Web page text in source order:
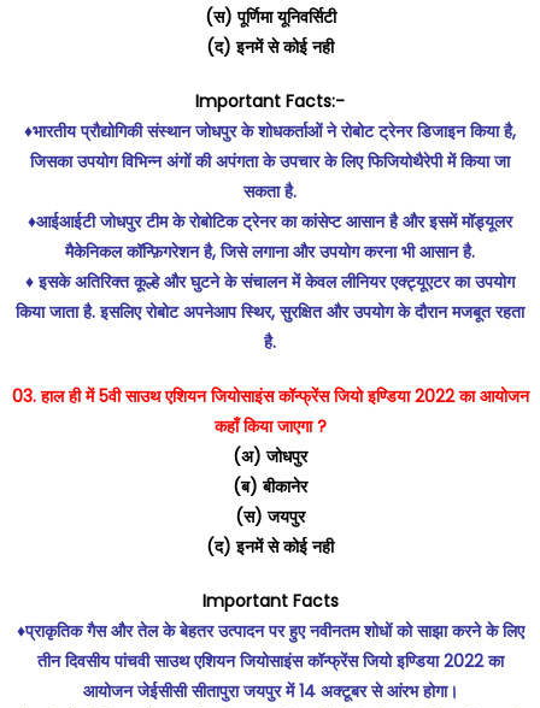
(स) पूर्णिमा यूनिवर्सिटी
(द) इनमें से कोई नही
Important Facts:-
♦️भारतीय प्रौद्योगिकी संस्थान जोधपुर के शोधकर्ताओं ने रोबोट ट्रेनर डिजाइन किया है,
जिसका उपयोग विभिन्न अंगों की अपंगता के उपचार के लिए फिजियोथैरेपी में किया जा
सकता है.
♦️आईआईटी जोधपुर टीम के रोबोटिक ट्रेनर का कांसेप्ट आसान है और इसमें मॉड्यूलर
मैकेनिकल कॉन्फ़िगरेशन है, जिसे लगाना और उपयोग करना भी आसान है.
♦️ इसके अतिरिक्त कूल्हे और घुटने के संचालन में केवल लीनियर एक्ट्यूएटर का उपयोग
किया जाता है. इसलिए रोबोट अपनेआप स्थिर, सुरक्षित और उपयोग के दौरान मजबूत रहता
है.
03. हाल ही में 5वी साउथ एशियन जियोसाइंस कॉन्फ्रेंस जियो इण्डिया 2022 का आयोजन
कहाँ किया जाएगा ?
(अ) जोधपुर
(ब) बीकानेर
(स) जयपुर
(द) इनमें से कोई नही
Important Facts
♦️प्राकृतिक गैस और तेल के बेहतर उत्पादन पर हुए नवीनतम शोधों को साझा करने के लिए
तीन दिवसीय पांचवी साउथ एशियन जियोसाइंस कॉन्फ्रेंस जियो इण्डिया 2022 का
आयोजन जेईसीसी सीतापुरा जयपुर में 14 अक्टूबर से आंरभ होगा।